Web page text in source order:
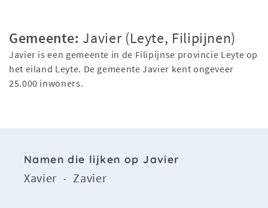
Gemeente: Javier (Leyte, Filipijnen)
Javier is een gemeente in de Filipijnse provincie Leyte op
het eiland Leyte. De gemeente Javier kent ongeveer
25.000 inwoners.
Namen die lijken op Javier
Xavier - Zavier